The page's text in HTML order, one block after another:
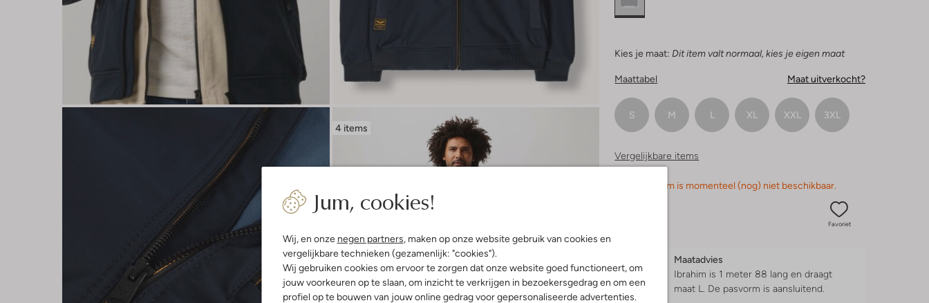
Jum, cookies!
Wij, en onze negen partners, maken op onze website gebruik van cookies en
vergelijkbare technieken (gezamenlijk: "cookies").
Wij gebruiken cookies om ervoor te zorgen dat onze website goed functioneert, om
jouw voorkeuren op te slaan, om inzicht te verkrijgen in bezoekersgedrag en om een
profiel op te bouwen van jouw online gedrag voor gepersonaliseerde advertenties.
4 items
Kies je maat: Dit item valt normaal, kies je eigen maat
Maattabel Maat uitverkocht?
S M L XL XXL 3XL
Vergelijkbare items
Sorry, dit item is momenteel (nog) niet beschikbaar.
Favoriet
Maatadvies
Ibrahim is 1 meter 88 lang en draagt
maat L. De pasvorm isaansluitend.